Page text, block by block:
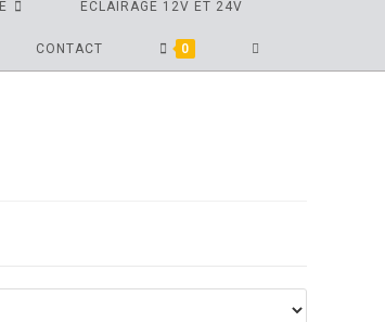
ÉCLAIRAGE 12V ET 24V
CONTACT 0